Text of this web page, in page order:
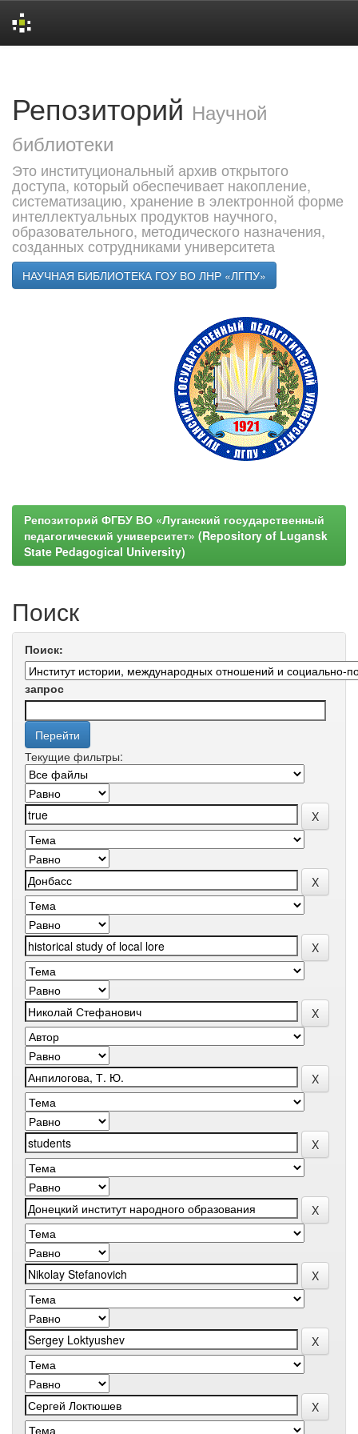
Репозиторий Научной
библиотеки
Это институциональный архив открытого
доступа, который обеспечивает накопление,
систематизацию, хранение в электронной форме
интеллектуальных продуктов научного,
образовательного, методического назначения,
созданных сотрудниками университета
НАУЧНАЯ БИБЛИОТЕКА ГОУ ВО ЛНР «ЛГПУ»
Репозиторий ФГБУ ВО «Луганский государственный
педагогический университет» (Repository of Lugansk
State Pedagogical University)
Поиск
Поиск:
запрос
Текущие фильтры: